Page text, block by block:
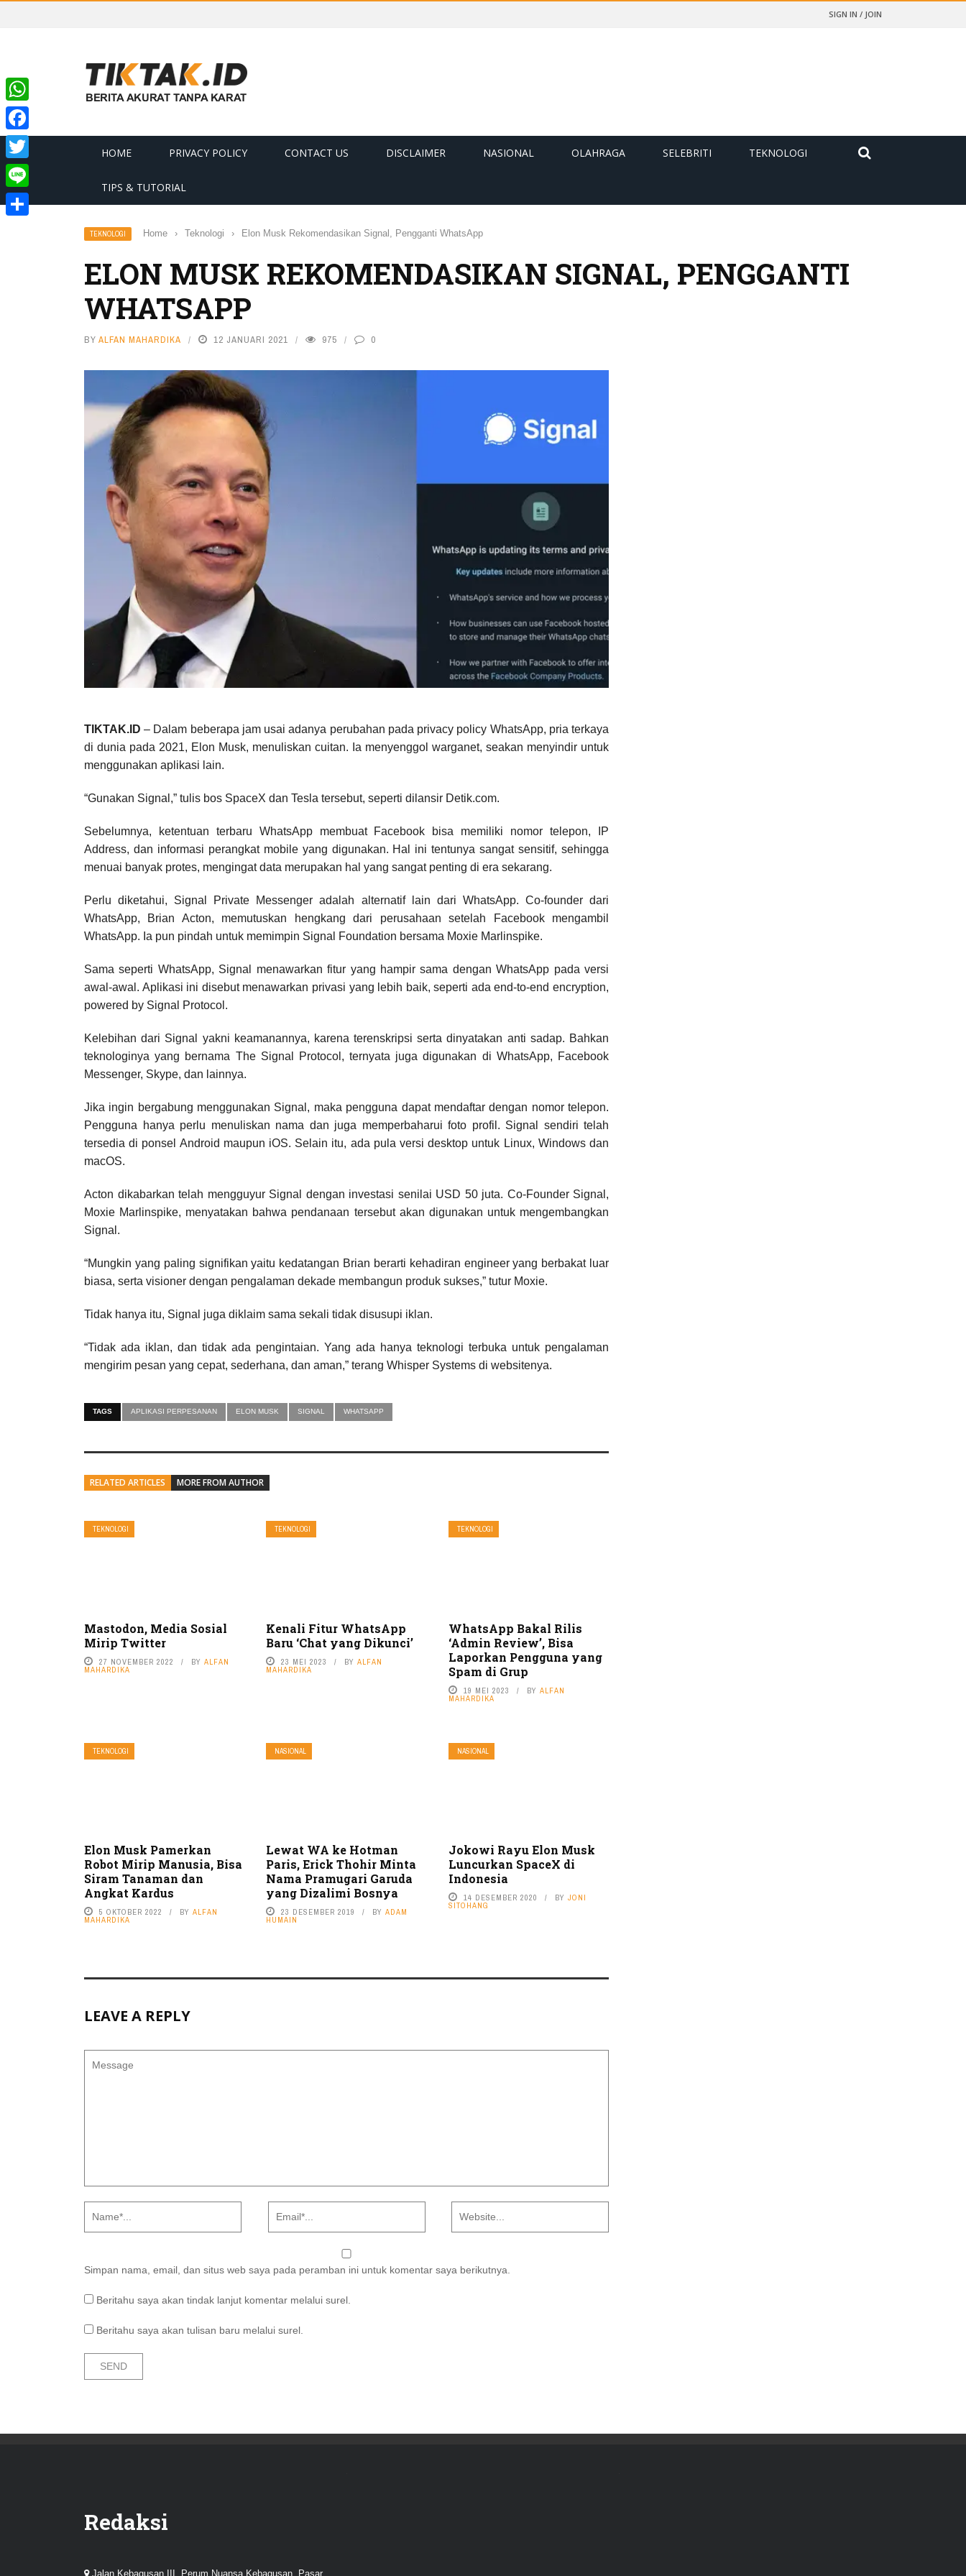
SIGN IN / JOIN
HOME PRIVACY POLICY CONTACT US DISCLAIMER NASIONAL OLAHRAGA SELEBRITI TEKNOLOGI
TIPS & TUTORIAL
TEKNOLOGI Home › Teknologi › Elon Musk Rekomendasikan Signal, Pengganti WhatsApp
ELON MUSK REKOMENDASIKAN SIGNAL, PENGGANTI
WHATSAPP
BY ALFAN MAHARDIKA 12 JANUARI 2021 975 0
TIKTAK.ID – Dalam beberapa jam usai adanya perubahan pada privacy policy WhatsApp, pria terkaya
di dunia pada 2021, Elon Musk, menuliskan cuitan. Ia menyenggol warganet, seakan menyindir untuk
menggunakan aplikasi lain.
“Gunakan Signal,” tulis bos SpaceX dan Tesla tersebut, seperti dilansir Detik.com.
Sebelumnya, ketentuan terbaru WhatsApp membuat Facebook bisa memiliki nomor telepon, IP
Address, dan informasi perangkat mobile yang digunakan. Hal ini tentunya sangat sensitif, sehingga
menuai banyak protes, mengingat data merupakan hal yang sangat penting di era sekarang.
Perlu diketahui, Signal Private Messenger adalah alternatif lain dari WhatsApp. Co-founder dari
WhatsApp, Brian Acton, memutuskan hengkang dari perusahaan setelah Facebook mengambil
WhatsApp. Ia pun pindah untuk memimpin Signal Foundation bersama Moxie Marlinspike.
Sama seperti WhatsApp, Signal menawarkan fitur yang hampir sama dengan WhatsApp pada versi
awal-awal. Aplikasi ini disebut menawarkan privasi yang lebih baik, seperti ada end-to-end encryption,
powered by Signal Protocol.
Kelebihan dari Signal yakni keamanannya, karena terenskripsi serta dinyatakan anti sadap. Bahkan
teknologinya yang bernama The Signal Protocol, ternyata juga digunakan di WhatsApp, Facebook
Messenger, Skype, dan lainnya.
Jika ingin bergabung menggunakan Signal, maka pengguna dapat mendaftar dengan nomor telepon.
Pengguna hanya perlu menuliskan nama dan juga memperbaharui foto profil. Signal sendiri telah
tersedia di ponsel Android maupun iOS. Selain itu, ada pula versi desktop untuk Linux, Windows dan
macOS.
Acton dikabarkan telah mengguyur Signal dengan investasi senilai USD 50 juta. Co-Founder Signal,
Moxie Marlinspike, menyatakan bahwa pendanaan tersebut akan digunakan untuk mengembangkan
Signal.
“Mungkin yang paling signifikan yaitu kedatangan Brian berarti kehadiran engineer yang berbakat luar
biasa, serta visioner dengan pengalaman dekade membangun produk sukses,” tutur Moxie.
Tidak hanya itu, Signal juga diklaim sama sekali tidak disusupi iklan.
“Tidak ada iklan, dan tidak ada pengintaian. Yang ada hanya teknologi terbuka untuk pengalaman
mengirim pesan yang cepat, sederhana, dan aman,” terang Whisper Systems di websitenya.
TAGS APLIKASI PERPESANAN ELON MUSK SIGNAL WHATSAPP
RELATED ARTICLES MORE FROM AUTHOR
TEKNOLOGI
Mastodon, Media Sosial
Mirip Twitter
27 NOVEMBER 2022 BY ALFAN
MAHARDIKA
TEKNOLOGI
Kenali Fitur WhatsApp
Baru ‘Chat yang Dikunci’
23 MEI 2023 BYALFAN
MAHARDIKA
TEKNOLOGI
WhatsApp Bakal Rilis
‘Admin Review’, Bisa
Laporkan Pengguna yang
Spam di Grup
19 MEI 2023 BY ALFAN
MAHARDIKA
TEKNOLOGI
Elon Musk Pamerkan
Robot Mirip Manusia, Bisa
Siram Tanaman dan
Angkat Kardus
5 OKTOBER 2022 BY ALFAN
MAHARDIKA
NASIONAL
Lewat WA ke Hotman
Paris, Erick Thohir Minta
Nama Pramugari Garuda
yang Dizalimi Bosnya
23 DESEMBER 2019 BYADAM
HUMAIN
NASIONAL
Jokowi Rayu Elon Musk
Luncurkan SpaceX di
Indonesia
14 DESEMBER 2020 BY JONI
SITOHANG
LEAVE A REPLY
Simpan nama, email, dan situs web saya pada peramban ini untuk komentar saya berikutnya.
Beritahu saya akan tindak lanjut komentar melalui surel.
Beritahu saya akan tulisan baru melalui surel.
Redaksi
Jalan Kebagusan III, Perum Nuansa Kebagusan, Pasar
WhatsApp
Facebook
Twitter
Line